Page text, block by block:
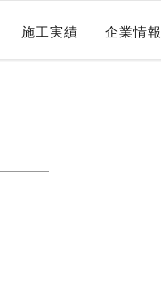
施工実績 企業情報